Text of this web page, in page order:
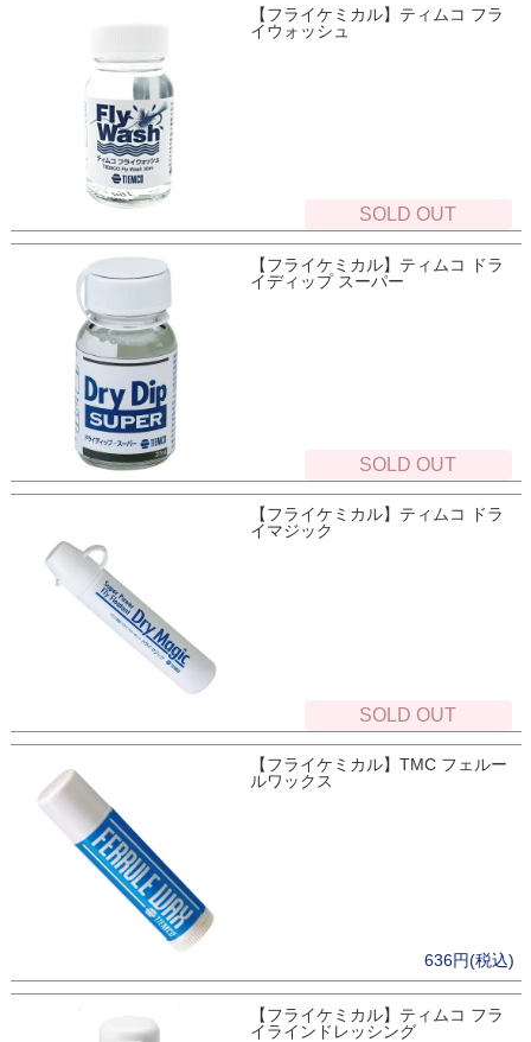
【フライケミカル】ティムコ フラ
イウォッシュ
SOLD OUT
【フライケミカル】ティムコ ドラ
イディップ スーパー
SOLD OUT
【フライケミカル】ティムコ ドラ
イマジック
SOLD OUT
【フライケミカル】TMC フェルー
ルワックス
636円(税込)
【フライケミカル】ティムコ フラ
イラインドレッシング